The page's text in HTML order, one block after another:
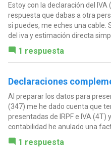
Estoy con la declaración del
respuesta que dabas a otra
si puedes, me eches una cable.
del iva y estimación directa
1 respuesta
Declaraciones
Al preparar los datos para
(347) me he dado cuenta que
presentadas de IRPF e IVA (4T)
contabilidad he anulado una
1 respuesta